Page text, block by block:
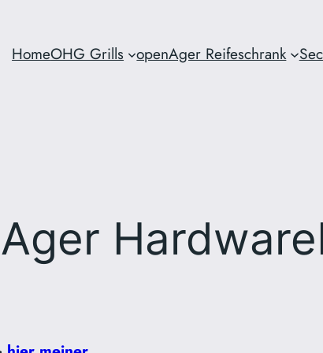
HomeOHG Grills openAger Reifeschrank